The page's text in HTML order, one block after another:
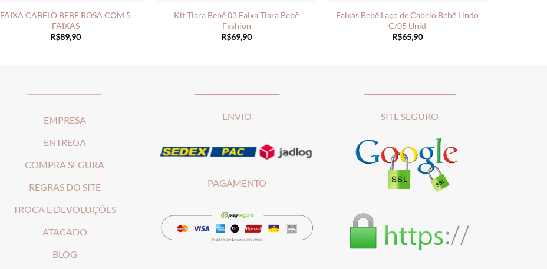
FAIXA CABELO BEBE ROSA COM 5
FAIXAS
R$89,90
Kit Tiara Bebê 03 Faixa Tiara Bebê
Fashion
R$69,90
Faixas Bebê Laço de Cabelo Bebê Lindo
C/05 Unid
R$65,90
EMPRESA
ENTREGA
COMPRA SEGURA
REGRAS DO SITE
TROCA E DEVOLUÇÕES
ATACADO
BLOG
ENVIO
PAGAMENTO
SITE SEGURO